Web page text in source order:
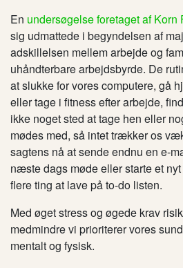
En undersøgelse foretaget af Korn
sig udmattede i begyndelsen af
adskillelsen mellem arbejde og
uhåndterbare arbejdsbyrde. De
at slukke for vores computere, gå
eller tage i fitness efter arbejde,
ikke noget sted at tage hen eller
mødes med, så intet trækker os
sagtens nå at sende endnu en e-
næste dags møde eller starte et
flere ting at lave på to-do listen.
Med øget stress og øgede krav
medmindre vi prioriterer vores
mentalt og fysisk.